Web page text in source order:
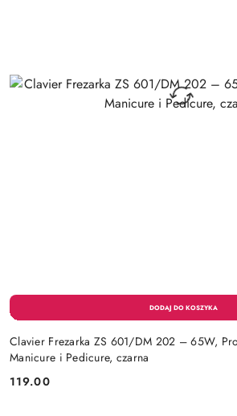
Clavier Frezarka ZS 601/DM 202 – 65W,
Manicure i Pedicure, czarna
Cena:
119.00